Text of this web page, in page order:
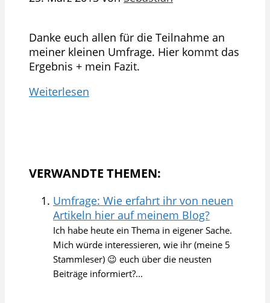
Danke euch allen für die Teilnahme an
meiner kleinen Umfrage. Hier kommt das
Ergebnis + mein Fazit.
Weiterlesen
VERWANDTE THEMEN:
Umfrage: Wie erfahrt ihr von neuen
Artikeln hier auf meinem Blog?
Ich habe heute ein Thema in eigener Sache.
Mich würde interessieren, wie ihr (meine 5
Stammleser) 😉 euch über die neusten
Beiträge informiert?...